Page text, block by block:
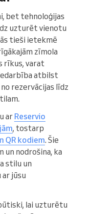
bet tehnoloģijas
uzturēt vienotu
tieši ietekmē
zīmola
rīkus, varat
atbilst
rezervācijas līdz
ar Reservio
, tostarp
QR kodiem. Šie
nodrošina, ka
stilu un
jūsu
lai uzturētu